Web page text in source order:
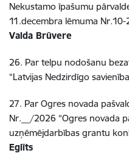
Nekustamo īpašumu
11.decembra lēmuma
Valda Brūvere
26. Par telpu nodošanu
“Latvijas Nedzirdīgo
27. Par Ogres novada
Nr.__/2026 “Ogres novada
uzņēmējdarbības grantu
Eglīts